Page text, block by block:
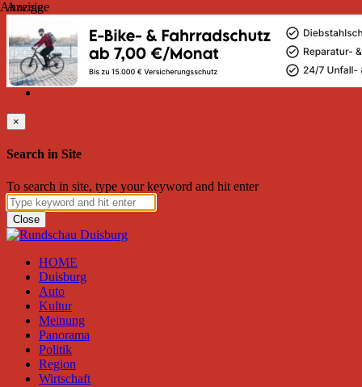
Samstag, August 08, 2026
Friend on Facebook Follow on Twitter
Subscribe to RSS
Search
×
Search in Site
To search in site, type your keyword and hit enter
Close
HOME
Duisburg
Auto
Kultur
Meinung
Panorama
Politik
Region
Wirtschaft
Anzeige
Anzeige